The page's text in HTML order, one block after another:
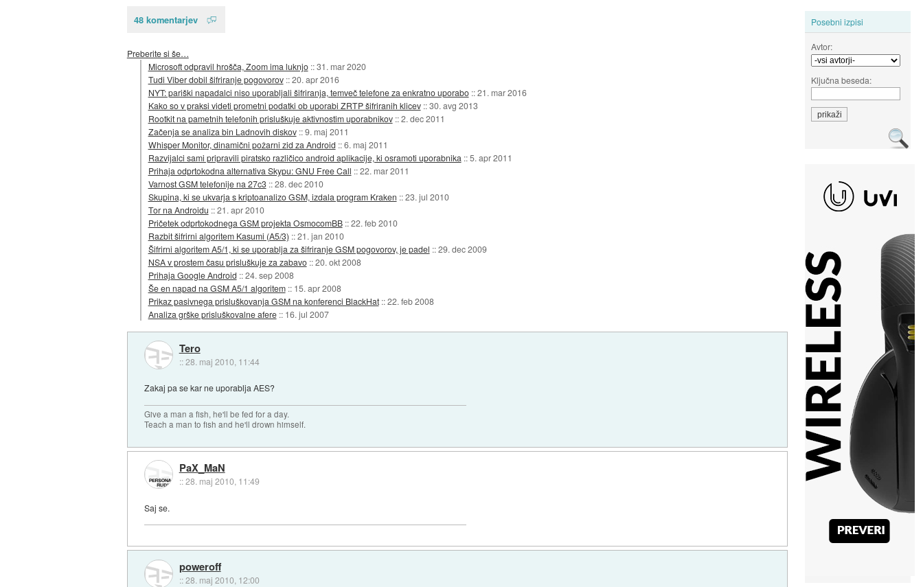
Posebni izpisi
Avtor:
Ključna beseda:
48 komentarjev
Preberite si še…
Microsoft odpravil hrošča, Zoom ima luknjo ::31. mar 2020
Tudi Viber dobil šifriranje pogovorov ::20. apr 2016
NYT: pariški napadalci niso uporabljali šifriranja, temveč telefone za enkratno uporabo ::21. mar 2016
Kako so v praksi videti prometni podatki ob uporabi ZRTP šifriranih klicev ::30. avg 2013
Rootkit na pametnih telefonih prisluškuje aktivnostim uporabnikov ::2. dec 2011
Začenja se analiza bin Ladnovih diskov ::9. maj 2011
Whisper Monitor, dinamični požarni zid za Android ::6. maj 2011
Razvijalci sami pripravili piratsko različico android aplikacije, ki osramoti uporabnika ::5. apr 2011
Prihaja odprtokodna alternativa Skypu: GNU Free Call ::22. mar 2011
Varnost GSM telefonije na 27c3 ::28. dec 2010
Skupina, ki se ukvarja s kriptoanalizo GSM, izdala program Kraken ::23. jul 2010
Tor na Androidu ::21. apr 2010
Pričetek odprtokodnega GSM projekta OsmocomBB ::22. feb 2010
Razbit šifrirni algoritem Kasumi (A5/3) ::21. jan 2010
Šifrirni algoritem A5/1, ki se uporablja za šifriranje GSM pogovorov, je padel ::29. dec 2009
NSA v prostem času prisluškuje za zabavo ::20. okt 2008
Prihaja Google Android ::24. sep 2008
Še en napad na GSM A5/1 algoritem :: 15. apr 2008
Prikaz pasivnega prisluškovanja GSM na konferenci BlackHat ::22. feb 2008
Analiza grške prisluškovalne afere :: 16. jul 2007
Tero
::28. maj 2010, 11:44
Zakaj pa se kar ne uporablja AES?
Give a man a fish, he'll be fed for a day.
Teach a man to fish and he'll drown himself.
PaX_MaN
::28. maj 2010, 11:49
Saj se.
poweroff
::28. maj 2010, 12:00